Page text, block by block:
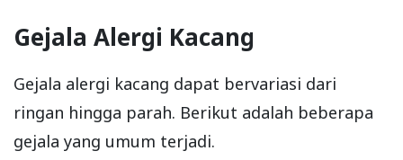
Gejala Alergi Kacang
Gejala alergi kacang dapat bervariasi dari
ringan hingga parah. Berikut adalah beberapa
gejala yang umum terjadi.